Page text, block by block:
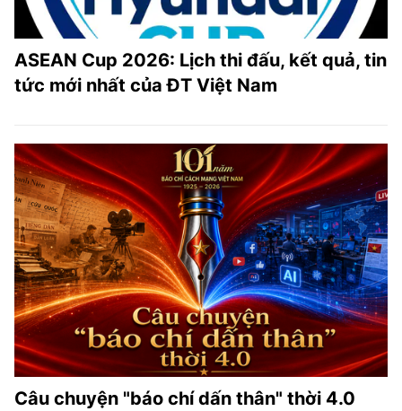
ASEAN Cup 2026: Lịch thi đấu, kết quả, tin
tức mới nhất của ĐT Việt Nam
Câu chuyện "báo chí dấn thân" thời 4.0